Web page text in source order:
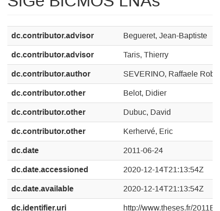
dc.contributor.advisor Begueret, Jean-Baptiste
dc.contributor.advisor Taris, Thierry
dc.contributor.author SEVERINO, Raffaele
dc.contributor.other Belot, Didier
dc.contributor.other Dubuc, David
dc.contributor.other Kerhervé, Eric
dc.date 2011-06-24
dc.date.accessioned 2020-12-14T21:13:54Z
dc.date.available 2020-12-14T21:13:54Z
dc.identifier.uri
http://www.theses.fr/